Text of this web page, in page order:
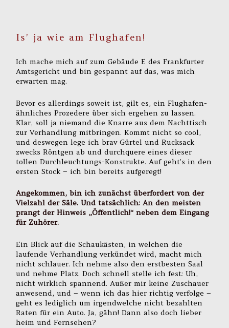
Is’ ja wie am Flughafen!
Ich mache mich auf zum Gebäude E des Frankfurter
Amtsgericht und bin gespannt auf das, was mich
erwarten mag.
Bevor es allerdings soweit ist, gilt es, ein Flughafen-
ähnliches Prozedere über sich ergehen zu lassen.
Klar, soll ja niemand die Knarre aus dem Nachttisch
zur Verhandlung mitbringen. Kommt nicht so cool,
und deswegen lege ich brav Gürtel und Rucksack
zwecks Röntgen ab und durchquere eines dieser
tollen Durchleuchtungs-Konstrukte. Auf geht’s in den
ersten Stock – ich bin bereits aufgeregt!
Angekommen, bin ich zunächst überfordert von der
Vielzahl der Säle. Und tatsächlich: An den meisten
prangt der Hinweis „Öffentlich!“ neben dem Eingang
für Zuhörer.
Ein Blick auf die Schaukästen, in welchen die
laufende Verhandlung verkündet wird, macht mich
nicht schlauer. Ich nehme also den erstbesten Saal
und nehme Platz. Doch schnell stelle ich fest: Uh,
nicht wirklich spannend. Außer mir keine Zuschauer
anwesend, und – wenn ich das hier richtig verfolge –
geht es lediglich um irgendwelche nicht bezahlten
Raten für ein Auto. Ja, gähn! Dann also doch lieber
heim und Fernsehen?